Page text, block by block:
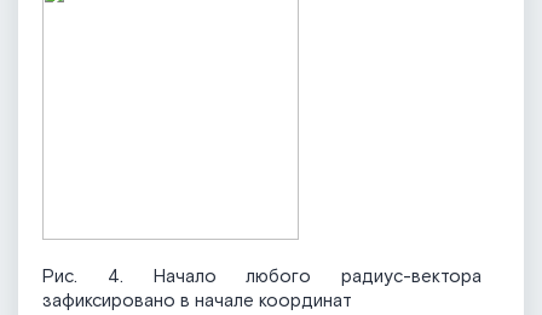
Рис. 4. Начало любого радиус-вектора
зафиксировано в начале координат